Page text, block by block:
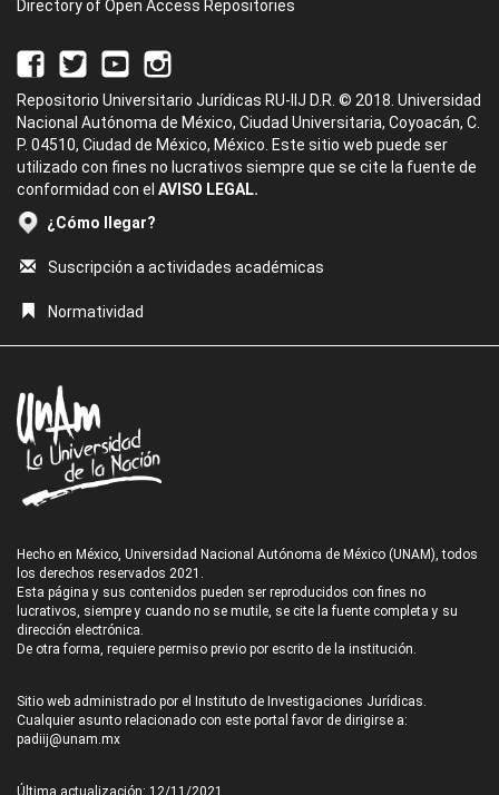
Directory of Open Access Repositories
Repositorio Universitario Jurídicas RU-IIJ D.R. © 2018. Universidad
Nacional Autónoma de México, Ciudad Universitaria, Coyoacán, C.
P. 04510, Ciudad de México, México. Este sitio web puede ser
utilizado con fines no lucrativos siempre que se cite la fuente de
conformidad con el AVISO LEGAL.
¿Cómo llegar?
Suscripción a actividades académicas
Normatividad
Hecho en México, Universidad Nacional Autónoma de México (UNAM), todos
los derechos reservados 2021.
Esta página y sus contenidos pueden ser reproducidos con fines no
lucrativos, siempre y cuando no se mutile, se cite la fuente completa y su
dirección electrónica.
De otra forma, requiere permiso previo por escrito de la institución.
Sitio web administrado por el Instituto de Investigaciones Jurídicas.
Cualquier asunto relacionado con este portal favor de dirigirse a:
padiij@unam.mx